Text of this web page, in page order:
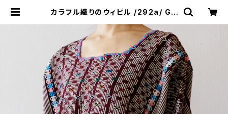
カラフル織りのウィピル /292a/ GU
EY